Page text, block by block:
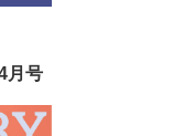
月号